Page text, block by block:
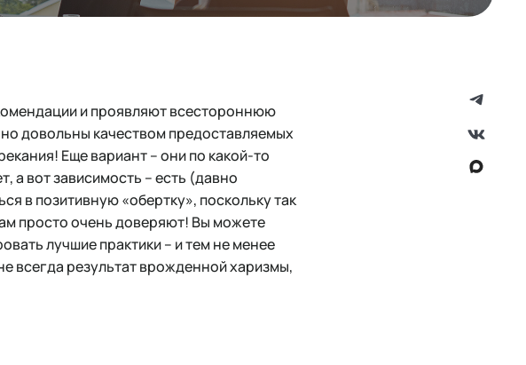
и проявляют всестороннюю
довольны качеством предоставляемых
Еще вариант – они по какой-то
а вот зависимость – есть (давно
в позитивную «обертку», поскольку так
просто очень доверяют! Вы можете
лучшие практики – и тем не менее
всегда результат врожденной харизмы,